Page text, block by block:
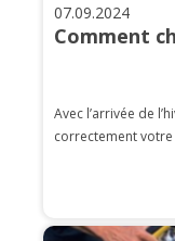
07.09.2024
Comment
Avec l’arrivée de
correctement